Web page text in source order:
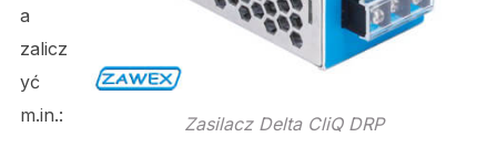
Zasilacz Delta CliQ DRP
a
zalicz
yć
m.in.: